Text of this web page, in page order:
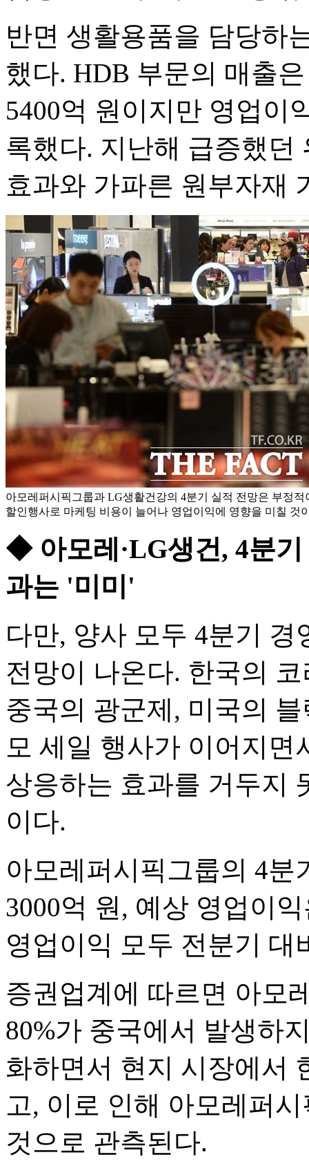
반면 생활용품을 담당하
했다. HDB 부문의 매출
5400억 원이지만 영업이
록했다. 지난해 급증했던
효과와 가파른 원부자재
아모레퍼시픽그룹과 LG생활건강의 4분기 실적 전망은 부정
할인행사로 마케팅 비용이 늘어나 영업이익에 영향을 미칠 것
◆ 아모레·LG생건, 4분
과는 '미미'
다만, 양사 모두 4분기
전망이 나온다. 한국의
중국의 광군제, 미국의
모 세일 행사가 이어지
상응하는 효과를 거두지
이다.
아모레퍼시픽그룹의 4분
3000억 원, 예상 영업이
영업이익 모두 전분기 대
증권업계에 따르면 아모
80%가 중국에서 발생하
화하면서 현지 시장에서
고, 이로 인해 아모레퍼
것으로 관측된다.